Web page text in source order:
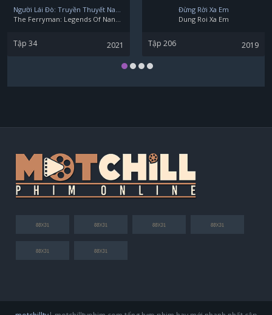
Tập 34 2021
Đừng Rời Xa Em
Dung Roi Xa Em
Tập 206 2019